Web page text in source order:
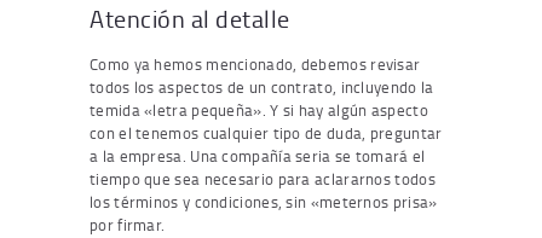
Atención al detalle
Como ya hemos mencionado, debemos revisar
todos los aspectos de un contrato, incluyendo la
temida «letra pequeña». Y si hay algún aspecto
con el tenemos cualquier tipo de duda, preguntar
a la empresa. Una compañía seria se tomará el
tiempo que sea necesario para aclararnos todos
los términos y condiciones, sin «meternos prisa»
por firmar.